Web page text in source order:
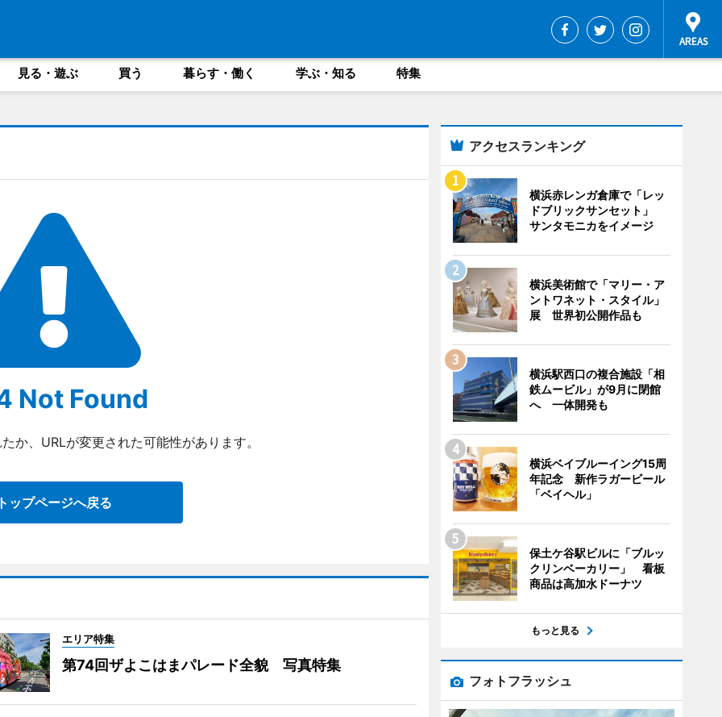
見る・遊ぶ 買う 暮らす・働く 学ぶ・知る 特集
Not Found
か、URLが変更された可能性があります。
ップページへ戻る
エリア特集
第74回ザよこはまパレード全貌 写真特集
アクセスランキング
横浜赤レンガ倉庫で「レッ
ドブリックサンセット」
サンタモニカをイメージ
横浜美術館で「マリー・ア
ントワネット・スタイル」
展 世界初公開作品も
横浜駅西口の複合施設「相
鉄ムービル」が9月に閉館
へ 一体開発も
横浜ベイブルーイング15周
年記念 新作ラガービール
「ベイヘル」
保土ケ谷駅ビルに「ブルッ
クリンベーカリー」 看板
商品は高加水ドーナツ
もっと見る
フォトフラッシュ